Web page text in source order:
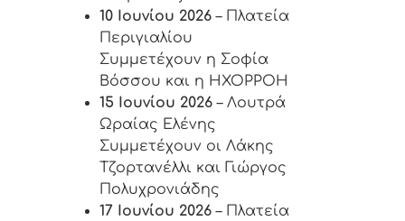
10 Ιουνίου 2026 – Πλατεία
Περιγιαλίου
Συμμετέχουν η Σοφία
Βόσσου και η HΧΟΡΡΟΗ
15 Ιουνίου 2026 – Λουτρά
Ωραίας Ελένης
Συμμετέχουν οι Λάκης
Τζορτανέλλι και Γιώργος
Πολυχρονιάδης
17 Ιουνίου 2026 – Πλατεία